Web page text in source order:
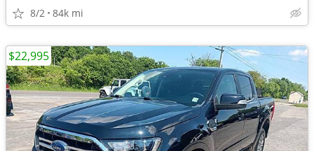
8/2 84k mi
$22,995